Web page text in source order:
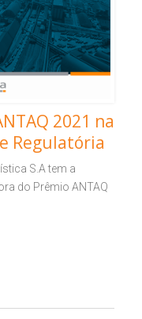
2021 na
Regulatória
S.A tem a
do Prêmio ANTAQ